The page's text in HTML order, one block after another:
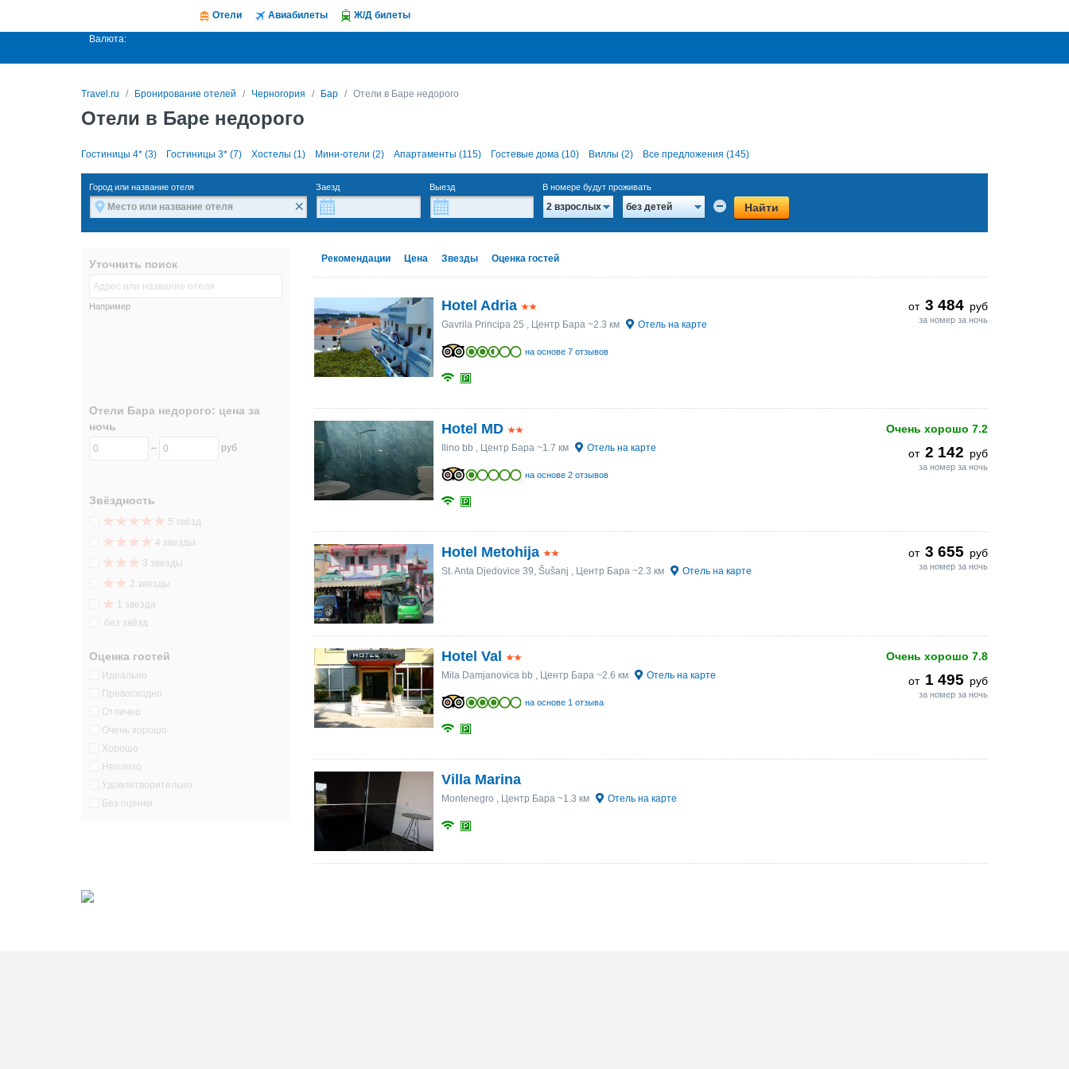
Отели Авиабилеты Ж/Д билеты
Валюта:
Travel.ru Бронирование отелей Черногория Бар Отели в Баре недорого
Отели в Баре недорого
Гостиницы 4* (3) Гостиницы 3* (7) Хостелы (1) Мини-отели (2) Апартаменты (115) Гостевые дома (10) Виллы (2) Все предложения (145)
Город или название отеля
×
Заезд Выезд В номере будут проживать
2 взрослых без детей Найти
Уточнить поиск
Например
Отели Бара недорого: цена за
ночь
– руб
Звёздность
5 звёзд
4 звезды
3 звезды
2 звезды
1 звезда
без звёзд
Оценка гостей
Идеально
Превосходно
Отлично
Очень хорошо
Хорошо
Неплохо
Удовлетворительно
Без оценки
Рекомендации Цена Звезды Оценка гостей
от 3 484 руб
за номер за ночь
Hotel Adria
Gavrila Principa 25 , Центр Бара ~2.3 км Отель на карте
на основе 7 отзывов
Очень хорошо 7.2
от 2 142 руб
за номер за ночь
Hotel MD
Ilino bb , Центр Бара ~1.7 км Отель на карте
на основе 2 отзывов
от 3 655 руб
за номер за ночь
Hotel Metohija
St. Anta Djedovice 39, Šušanj , Центр Бара ~2.3 км Отель на карте
Очень хорошо 7.8
от 1 495 руб
за номер за ночь
Hotel Val
Mila Damjanovica bb , Центр Бара ~2.6 км Отель на карте
на основе 1 отзыва
Villa Marina
Montenegro , Центр Бара ~1.3 км Отель на карте